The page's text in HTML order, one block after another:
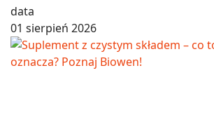
01 sierpień 2026